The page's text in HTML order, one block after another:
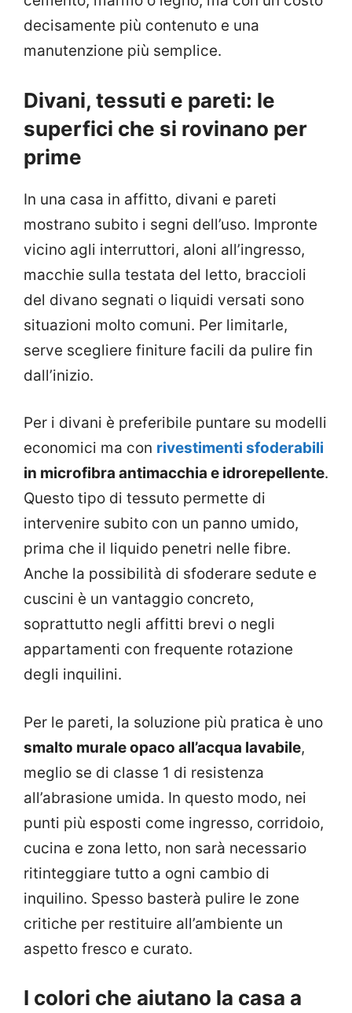
decisamente più contenuto e una
manutenzione più semplice.
Divani, tessuti e pareti: le
superfici che si rovinano per
prime
In una casa in affitto, divani e pareti
mostrano subito i segni dell’uso. Impronte
vicino agli interruttori, aloni all’ingresso,
macchie sulla testata del letto, braccioli
del divano segnati o liquidi versati sono
situazioni molto comuni. Per limitarle,
serve scegliere finiture facili da pulire fin
dall’inizio.
Per i divani è preferibile puntare su modelli
economici ma con rivestimenti sfoderabili
in microfibra antimacchia e idrorepellente.
Questo tipo di tessuto permette di
intervenire subito con un panno umido,
prima che il liquido penetri nelle fibre.
Anche la possibilità di sfoderare sedute e
cuscini è un vantaggio concreto,
soprattutto negli affitti brevi o negli
appartamenti con frequente rotazione
degli inquilini.
Per le pareti, la soluzione più pratica è uno
smalto murale opaco all’acqua lavabile,
meglio se di classe 1 di resistenza
all’abrasione umida. In questo modo, nei
punti più esposti come ingresso, corridoio,
cucina e zona letto, non sarà necessario
ritinteggiare tutto a ogni cambio di
inquilino. Spesso basterà pulire le zone
critiche per restituire all’ambiente un
aspetto fresco e curato.
I colori che aiutano la casa a